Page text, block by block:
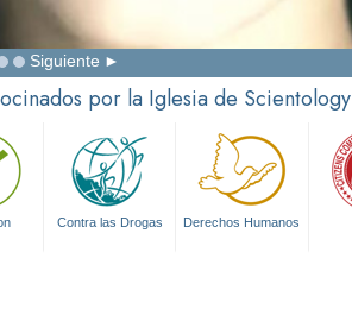
Siguiente
por la Iglesia de Scientology
Contra las Drogas Derechos Humanos